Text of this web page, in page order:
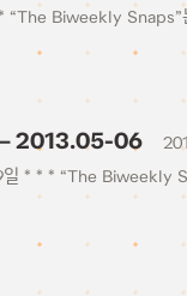
“The Biweekly Snaps”
2013.05-06
* * * “The Biweekly